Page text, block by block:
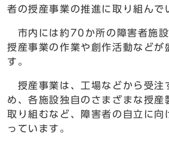
者の授産事業の推進に取り組んで
市内には約70か所の障害者施設
授産事業の作業や創作活動などが
す。
授産事業は、工場などから受注
め、各施設独自のさまざまな授産
取り組むなど、障害者の自立に向
っています。